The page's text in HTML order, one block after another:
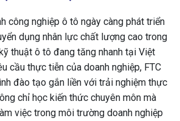
công nghiệp ô tô ngày càng phát triển
dụng nhân lực chất lượng cao trong
thuật ô tô đang tăng nhanh tại Việt
cầu thực tiễn của doanh nghiệp, FTC
đào tạo gắn liền với trải nghiệm thực
chỉ học kiến thức chuyên môn mà
việc trong môi trường doanh nghiệp